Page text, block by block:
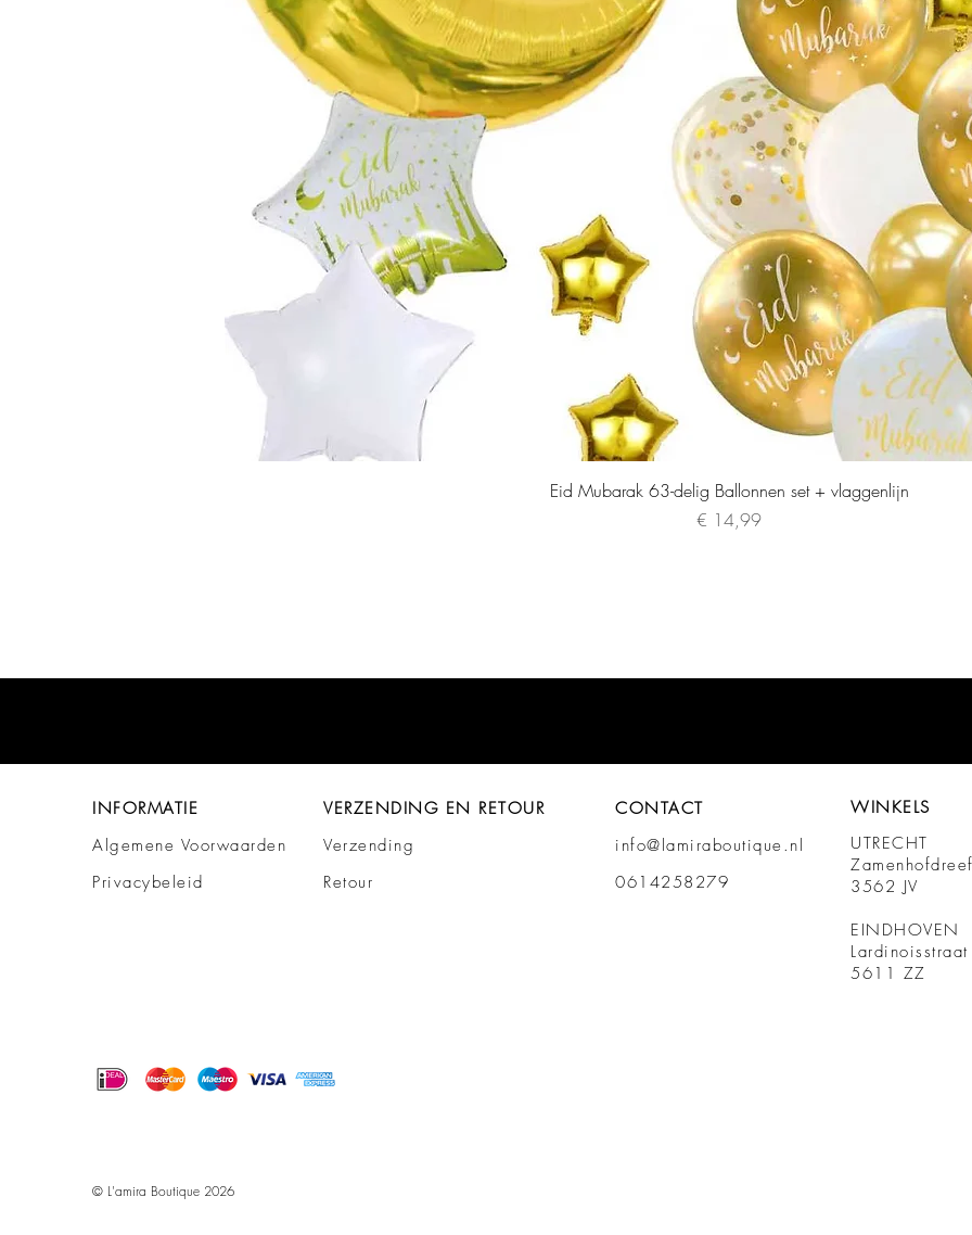
Eid Mubarak 63-delig Ballonnen set + vlaggenlijn
Prijs
€ 14,99
INFORMATIE
Algemene Voorwaarden
Privacybeleid
VERZENDING EN RETOUR
Verzending
Retour
CONTACT
info@lamiraboutique.nl
0614258279
WINKELS
UTRECHT
3562 JV
EINDHOVEN
5611 ZZ
© L'amira Boutique 2026